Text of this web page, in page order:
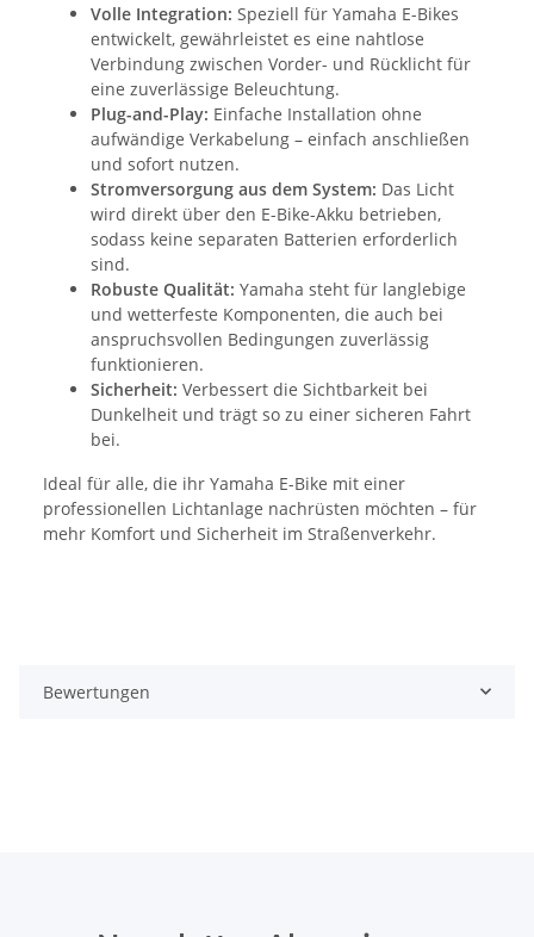
Volle Integration: Speziell für Yamaha E-Bikes
entwickelt, gewährleistet es eine nahtlose
Verbindung zwischen Vorder- und Rücklicht für
eine zuverlässige Beleuchtung.
Plug-and-Play: Einfache Installation ohne
aufwändige Verkabelung – einfach anschließen
und sofort nutzen.
Stromversorgung aus dem System: Das Licht
wird direkt über den E-Bike-Akku betrieben,
sodass keine separaten Batterien erforderlich
sind.
Robuste Qualität: Yamaha steht für langlebige
und wetterfeste Komponenten, die auch bei
anspruchsvollen Bedingungen zuverlässig
funktionieren.
Sicherheit: Verbessert die Sichtbarkeit bei
Dunkelheit und trägt so zu einer sicheren Fahrt
bei.
Ideal für alle, die ihr Yamaha E-Bike mit einer
professionellen Lichtanlage nachrüsten möchten – für
mehr Komfort und Sicherheit im Straßenverkehr.
Bewertungen